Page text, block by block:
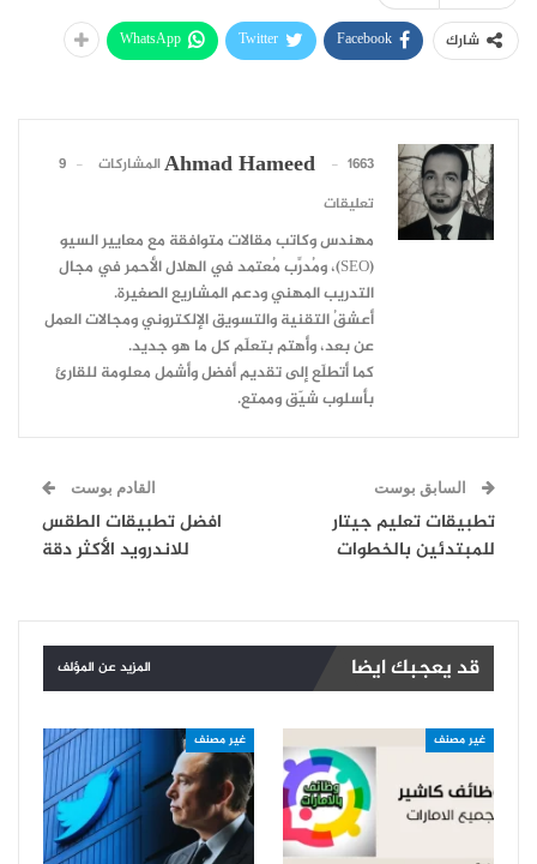
شارك Facebook
Twitter
WhatsApp
Ahmad Hameed 1663 المشاركات
9
تعليقات
مهندس وكاتب مقالات متوافقة مع معايير السيو
(SEO)، ومُدرِّب مُعتمد في الهلال الأحمر في مجال
التدريب المهني ودعم المشاريع الصغيرة.
أعشقُ التقنية والتسويق الإلكتروني ومجالات العمل
عن بعد، وأهتم بتعلّم كل ما هو جديد.
كما أتطلّع إلى تقديم أفضل وأشمل معلومة للقارئ
بأسلوب شيّق وممتع.
السابق بوست
تطبيقات تعليم جيتار
للمبتدئين بالخطوات
القادم بوست
افضل تطبيقات الطقس
للاندرويد الأكثر دقة
قد يعجبك ايضا المزيد عن المؤلف
غير مصنف غير مصنف